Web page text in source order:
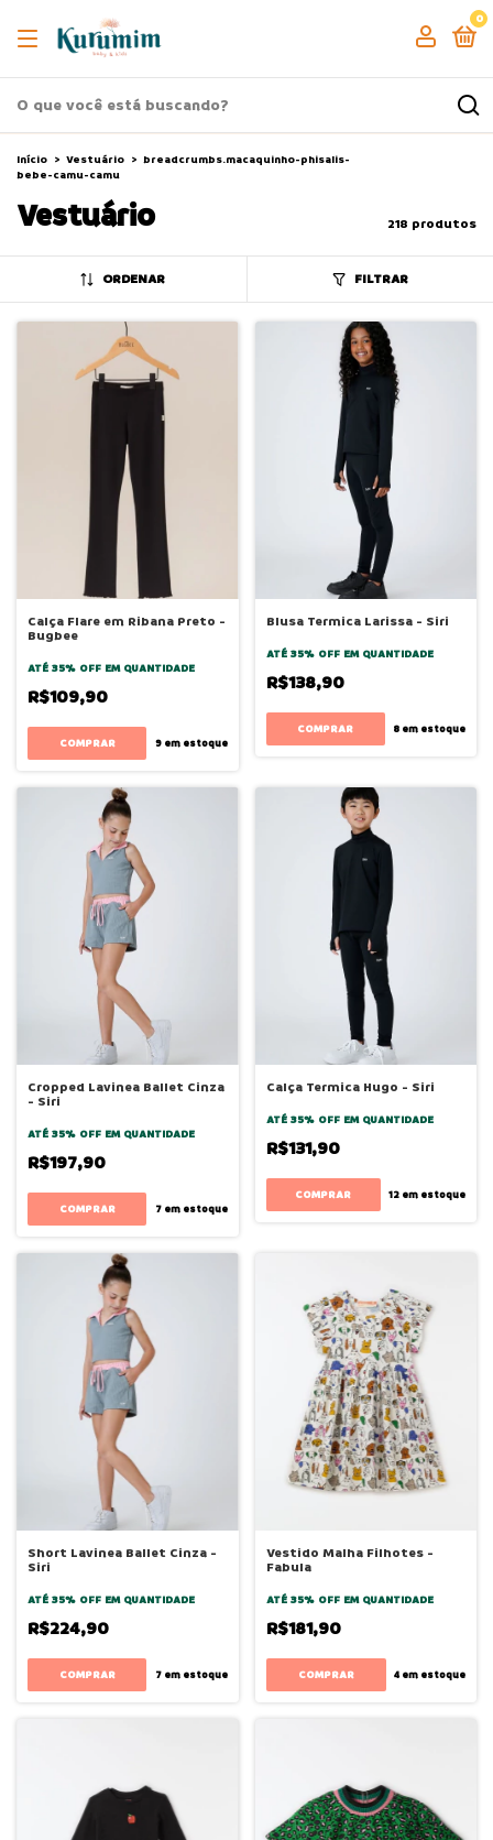
0
Início > Vestuário > breadcrumbs.macaquinho-phisalis-
bebe-camu-camu
Vestuário 218 produtos
ORDENAR FILTRAR
Calça Flare em Ribana Preto -
Bugbee
ATÉ 35% OFF EM QUANTIDADE
R$109,90
COMPRAR 9em estoque
Blusa Termica Larissa - Siri
ATÉ 35% OFF EM QUANTIDADE
R$138,90
COMPRAR 8 em estoque
Cropped Lavinea Ballet Cinza
- Siri
ATÉ 35% OFF EM QUANTIDADE
R$197,90
COMPRAR 7em estoque
Calça Termica Hugo - Siri
ATÉ 35% OFF EM QUANTIDADE
R$131,90
COMPRAR 12 em estoque
Short Lavinea Ballet Cinza -
Siri
ATÉ 35% OFF EM QUANTIDADE
R$224,90
COMPRAR 7em estoque
Vestido Malha Filhotes -
Fabula
ATÉ 35% OFF EM QUANTIDADE
R$181,90
COMPRAR 4 em estoque